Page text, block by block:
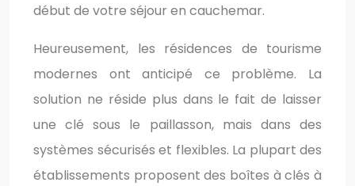
début de votre séjour en cauchemar.
Heureusement, les résidences de tourisme
modernes ont anticipé ce problème. La
solution ne réside plus dans le fait de laisser
une clé sous le paillasson, mais dans des
systèmes sécurisés et flexibles. La plupart des
établissements proposent des boîtes à clés à